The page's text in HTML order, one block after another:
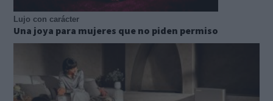
Lujo con carácter
Una joya para mujeres que no piden permiso